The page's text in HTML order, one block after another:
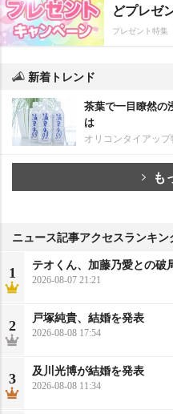
どプレゼ
プレゼント特集
新着トレンド
茶葉で一目瞭然の
は
オリコンタイアップ
も
ニュース記事アクセスランキン
1
テオくん、加藤乃愛との破
2026-08-07 21:21
2
戸塚純貴、結婚を発表
2026-08-08 17:54
3
及川光博が結婚を発表
2026-08-08 11:34